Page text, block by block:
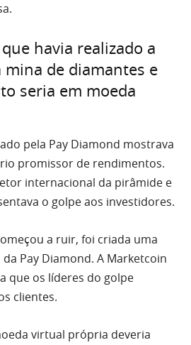
havia realizado a
mina de diamantes e
seria em moeda
pela Pay Diamond mostrava
promissor de rendimentos.
internacional da pirâmide e
o golpe aos investidores.
a ruir, foi criada uma
Pay Diamond. A Marketcoin
que os líderes do golpe
clientes.
virtual própria deveria